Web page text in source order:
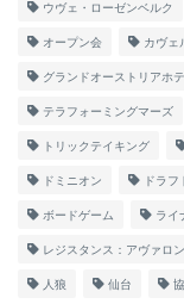
ウヴェ・ローゼンベルク
オープン会 カヴェ
グランドオーストリアホ
テラフォーミングマーズ
トリックテイキング
ドミニオン ドラフ
ボードゲーム ライ
レジスタンス：アヴァロン
人狼 仙台